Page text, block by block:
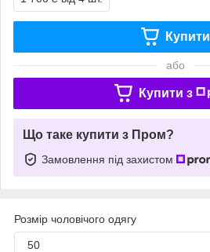
Купити
або
Купити з
Що таке купити з Пром?
Замовлення під захистом
Розмір чоловічого одягу
50